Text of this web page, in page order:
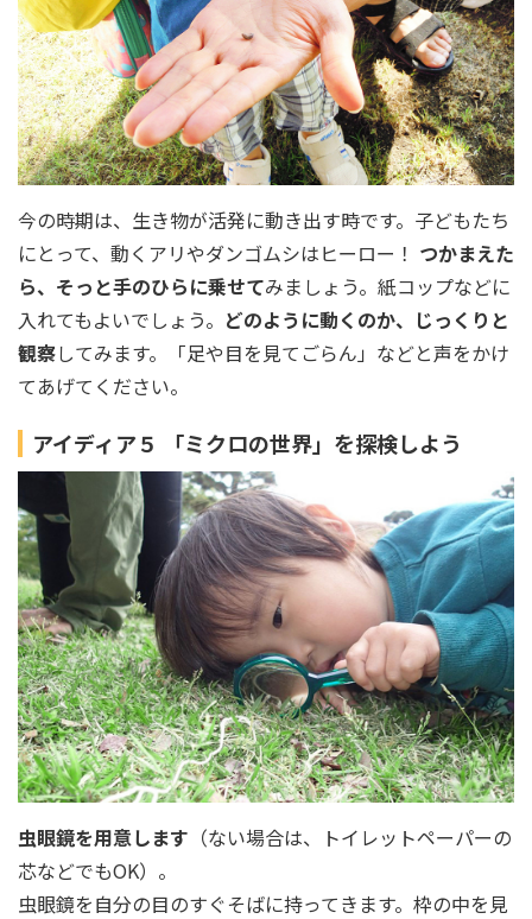
今の時期は、生き物が活発に動き出す時です。子どもたち
にとって、動くアリやダンゴムシはヒーロー！ つかまえた
ら、そっと手のひらに乗せてみましょう。紙コップなどに
入れてもよいでしょう。 どのように動くのか、じっくりと
観察してみます。「足や目を見てごらん」などと声をかけ
てあげてください。
アイディア５ 「ミクロの世界」を探検しよう
虫眼鏡を用意します （ない場合は、トイレットペーパーの
芯などでもOK）。
虫眼鏡を自分の目のすぐそばに持ってきます。枠の中を見